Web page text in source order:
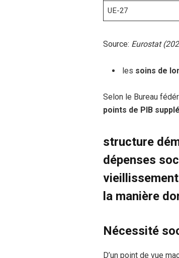
UE-27
Source: Eurostat
les soins de
Selon le Bureau
points de PIB
structure
dépenses
la manière
Nécessité
D’un point de vue